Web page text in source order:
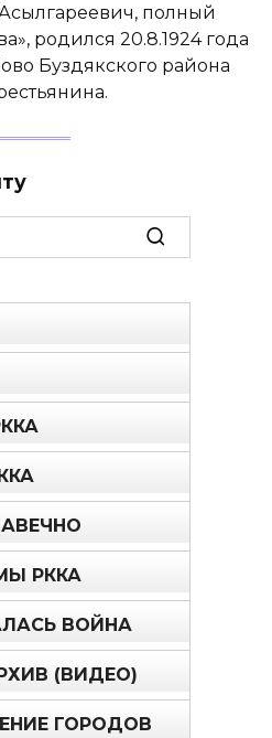
полный
родился 20.8.1924 года
Буздякского района
РККА
ВОЙНА
(ВИДЕО)
ГОРОДОВ